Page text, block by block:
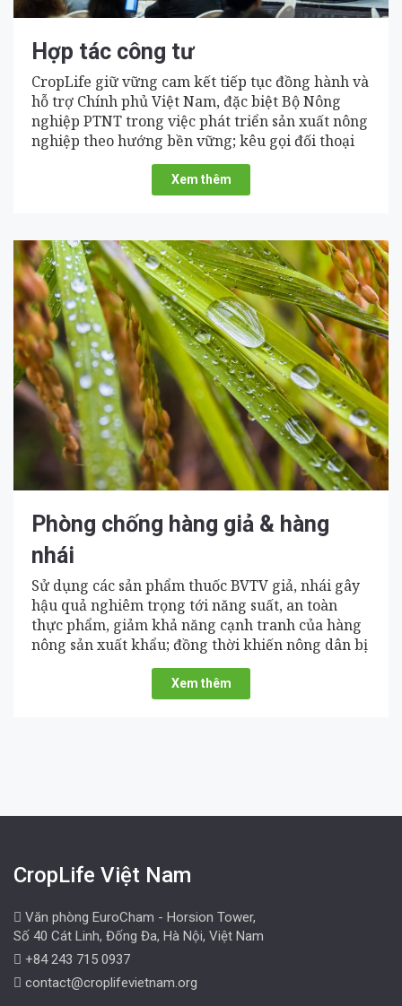
Hợp tác công tư
CropLife giữ vững cam kết tiếp tục đồng hành và
hỗ trợ Chính phủ Việt Nam, đặc biệt Bộ Nông
nghiệp PTNT trong việc phát triển sản xuất nông
nghiệp theo hướng bền vững; kêu gọi đối thoại
mở và hợp tác đa phương để giải quyết các mục
Xem thêm
Phòng chống hàng giả & hàng
nhái
Sử dụng các sản phẩm thuốc BVTV giả, nhái gây
hậu quả nghiêm trọng tới năng suất, an toàn
thực phẩm, giảm khả năng cạnh tranh của hàng
nông sản xuất khẩu; đồng thời khiến nông dân bị
thiệt hại nặng nề về kinh tế và sức khoẻ.
Xem thêm
CropLife Việt Nam
Văn phòng EuroCham - Horsion Tower,
Số 40 Cát Linh, Đống Đa, Hà Nội, Việt Nam
+84 243 715 0937
contact@croplifevietnam.org